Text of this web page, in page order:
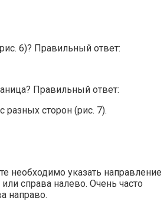
6)? Правильный ответ:
Правильный ответ:
разных сторон (рис. 7).
необходимо указать направление
справа налево. Очень часто
направо.